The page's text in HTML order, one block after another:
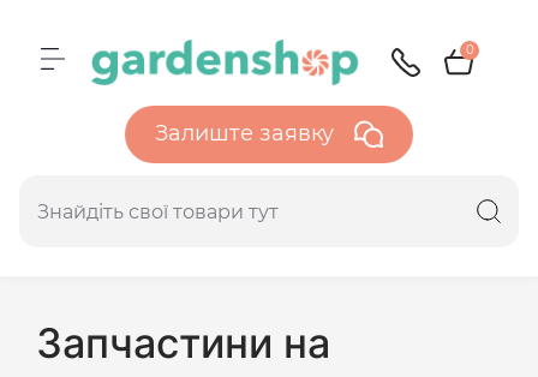
0
Залиште заявку
Запчастини на